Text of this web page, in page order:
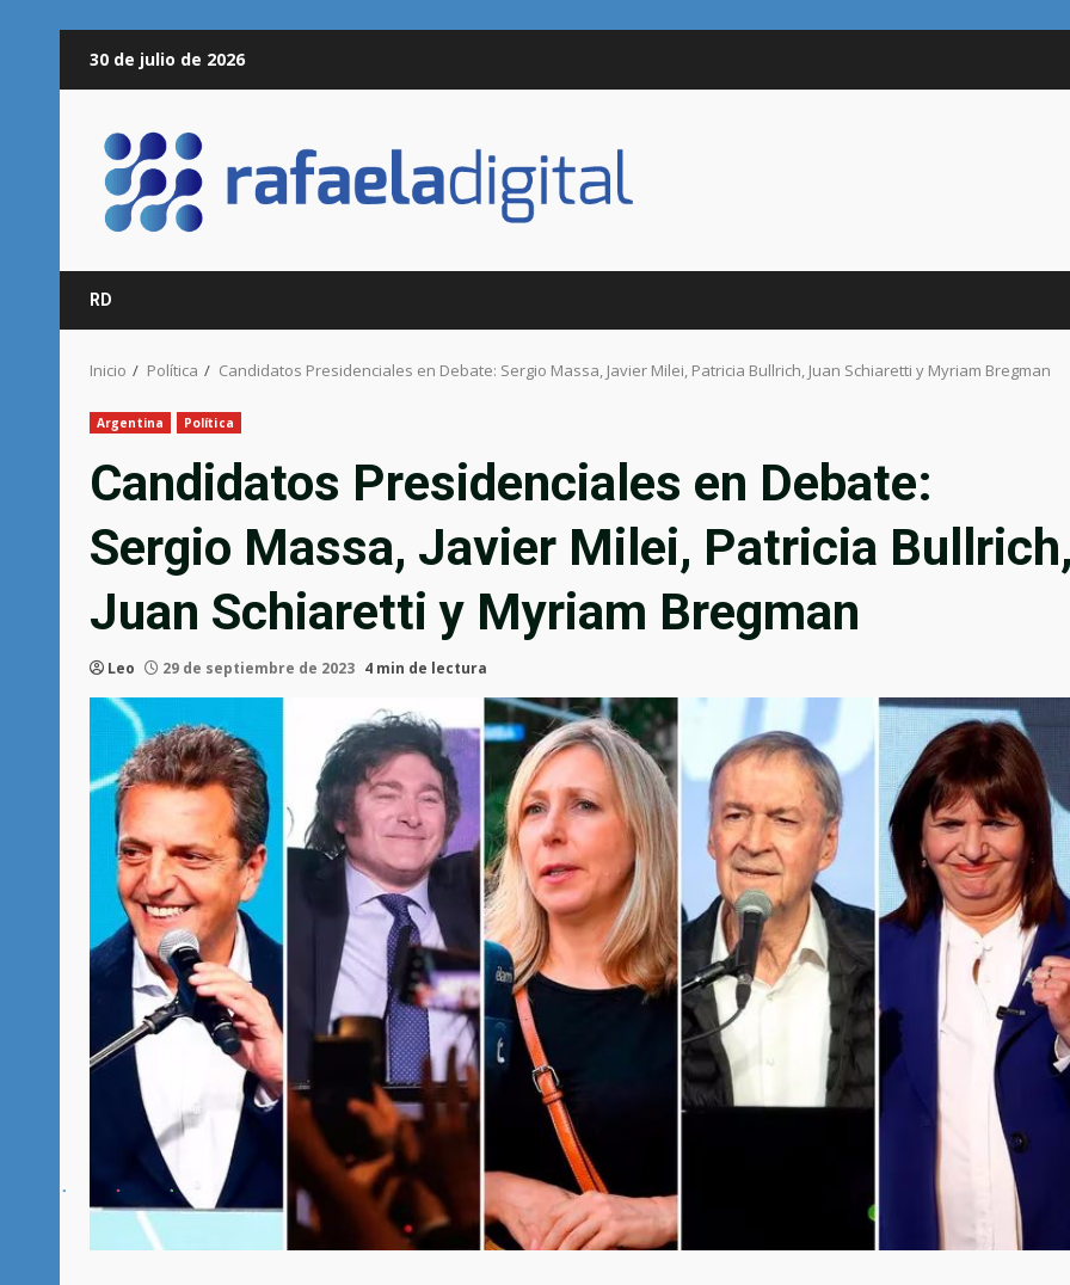
30 de julio de 2026
RD
Inicio Política Candidatos Presidenciales en Debate: Sergio Massa, Javier Milei, Patricia Bullrich, Juan Schiaretti y Myriam Bregman
Argentina Política
Candidatos Presidenciales en Debate:
Sergio Massa, Javier Milei, Patricia
Juan Schiaretti y Myriam Bregman
Leo 29 de septiembre de 2023 4 min de lectura